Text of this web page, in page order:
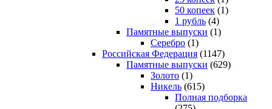
50 копеек (1)
1 рубль (4)
Памятные выпуски (1)
Серебро (1)
Российская Федерация (1147)
Памятные выпуски (629)
Золото (1)
Никель (615)
Полная подборка